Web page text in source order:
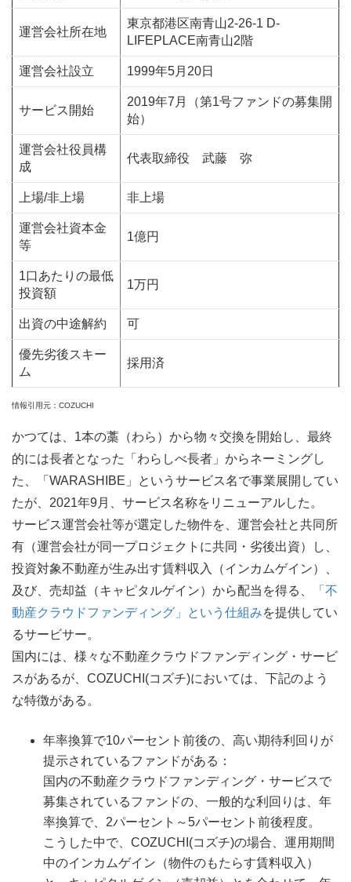
運営会社所在地
東京都港区南青山2-26-1 D-
LIFEPLACE南青山2階
運営会社設立 1999年5月20日
サービス開始
2019年7月（第1号ファンドの募集開
始）
運営会社役員構
成
代表取締役 武藤 弥
上場/非上場 非上場
運営会社資本金
等
1億円
1口あたりの最低
投資額
1万円
出資の中途解約 可
優先劣後スキー
ム
採用済
情報引用元：COZUCHI
かつては、1本の藁（わら）から物々交換を開始し、最終
的には長者となった「わらしべ長者」からネーミングし
た、「WARASHIBE」というサービス名で事業展開してい
たが、2021年9月、サービス名称をリニューアルした。
サービス運営会社等が選定した物件を、運営会社と共同所
有（運営会社が同一プロジェクトに共同・劣後出資）し、
投資対象不動産が生み出す賃料収入（インカムゲイン）、
及び、売却益（キャピタルゲイン）から配当を得る、
「不
動産クラウドファンディング」という仕組みを提供してい
るサービサー。
国内には、様々な不動産クラウドファンディング・サービ
スがあるが、COZUCHI(コズチ)においては、下記のよう
な特徴がある。
年率換算で10パーセント前後の、高い期待利回りが
提示されているファンドがある：
国内の不動産クラウドファンディング・サービスで
募集されているファンドの、一般的な利回りは、年
率換算で、2パーセント～5パーセント前後程度。
こうした中で、COZUCHI(コズチ)の場合、運用期間
中のインカムゲイン（物件のもたらす賃料収入）